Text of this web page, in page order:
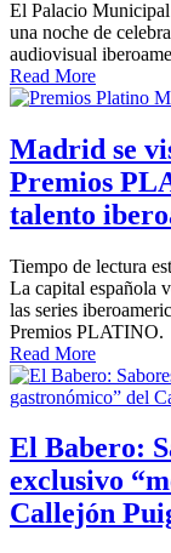
El Palacio
una noche de
audiovisual
Read More
Madrid se
Premios
talento
Tiempo de lectura
La capital española
las series
Premios PLATINO.
Read More
El Babero:
exclusivo
Callejón